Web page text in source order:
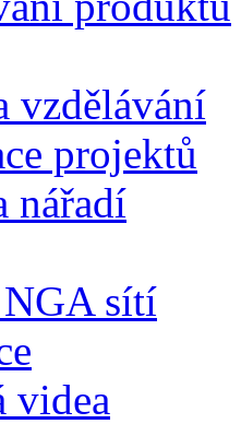
vzdělávání
projektů
nářadí
sítí
videa